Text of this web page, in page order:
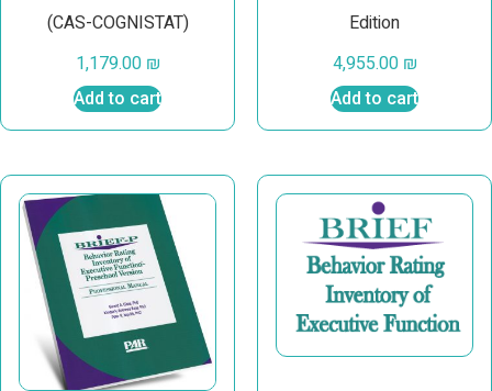
(CAS-COGNISTAT)
1,179.00 ₪
Add to cart
Edition
4,955.00 ₪
Add to cart